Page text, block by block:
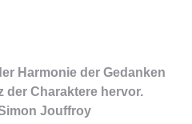
Harmonie der Gedanken
der Charaktere hervor.
Jouffroy